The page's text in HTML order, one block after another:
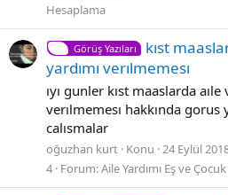
Hesaplama
Görüş Yazıları
kıst
yardımı verılmemesı
ıyı gunler kıst maaslarda aıle
verılmemesı hakkında gorus
calısmalar
oğuzhan kurt Konu 24 Eylül
4 Forum:Aile Yardımı Eş ve Çocuk